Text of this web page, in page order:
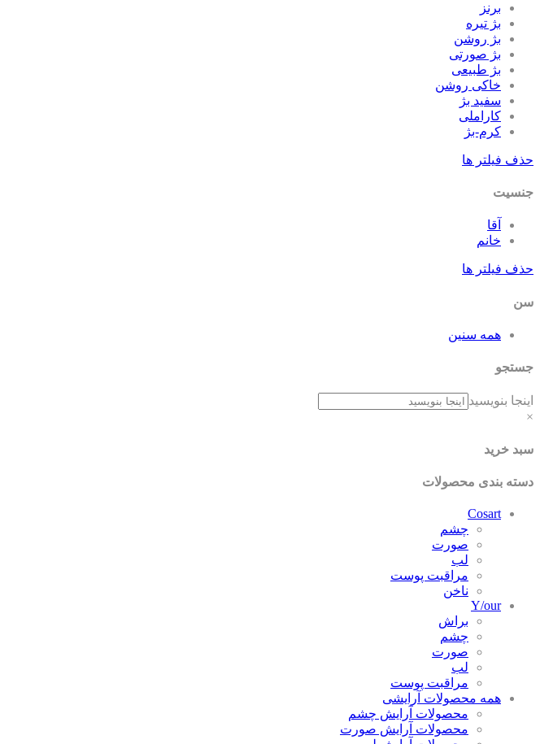
برنز
بژ تیره
بژ روشن
بژ صورتی
بژ طبیعی
خاکی روشن
سفید بژ
کاراملی
کرم-بژ
حذف فیلتر ها
جنسیت
آقا
خانم
حذف فیلتر ها
سن
همه سنین
جستجو
اینجا بنویسید
×
سبد خرید
دسته بندی محصولات
Cosart
چشم
صورت
لب
مراقبت پوست
ناخن
Y/our
براش
چشم
صورت
لب
مراقبت پوست
همه محصولات آرایشی
محصولات آرایش چشم
محصولات آرایش صورت